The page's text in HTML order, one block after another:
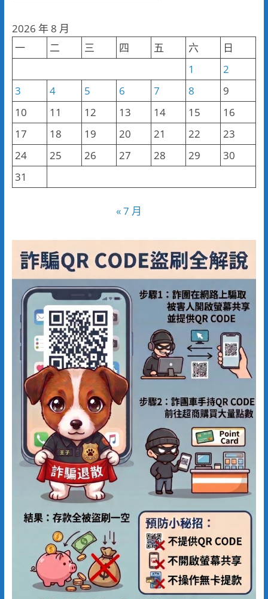
類
2026 年 8 月
一
二 三 四 五 六
日
1
2
3
4 5 6 7 8
9
10
11 12 13 14 15
16
17
18 19 20 21 22
23
24
25 26 27 28 29
30
31
« 7 月